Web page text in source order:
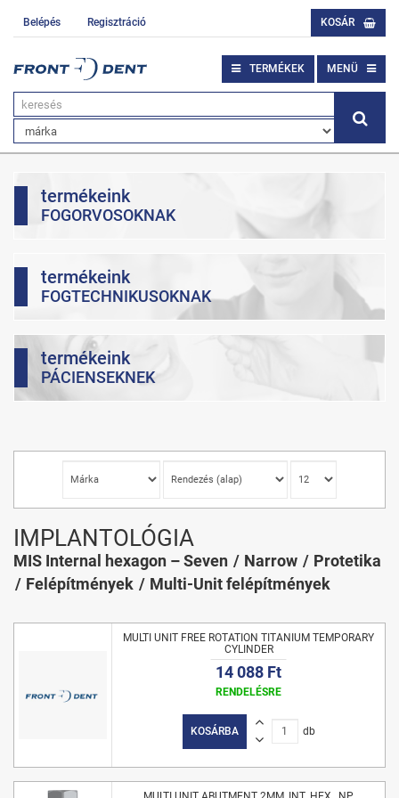
Belépés Regisztráció KOSÁR
TERMÉKEK MENÜ
termékeink
FOGORVOSOKNAK
termékeink
FOGTECHNIKUSOKNAK
termékeink
PÁCIENSEKNEK
IMPLANTOLÓGIA
MIS Internal hexagon – Seven Narrow
Protetika
Felépítmények
Multi-Unit felépítmények
MULTI UNIT FREE ROTATION TITANIUM TEMPORARY
CYLINDER
14 088 Ft
RENDELÉSRE
KOSÁRBA db